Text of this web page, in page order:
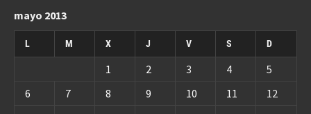
mayo 2013
L M X J V S D
1 2 3 4
5
6
7 8 9 10 11
12